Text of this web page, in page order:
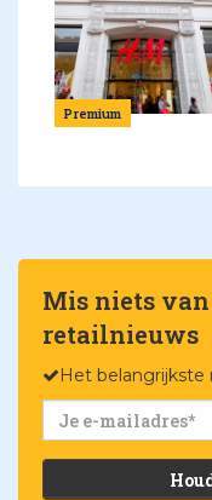
Premium
Mis niets
retailnieuws
Het belangrijkste